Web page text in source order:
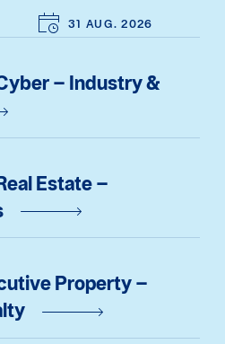
31 AUG. 2026
– Industry &
Estate –
Property –